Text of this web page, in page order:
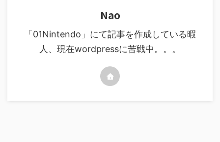
Nao
「01Nintendo」にて記事を作成している暇
人、現在wordpressに苦戦中。。。